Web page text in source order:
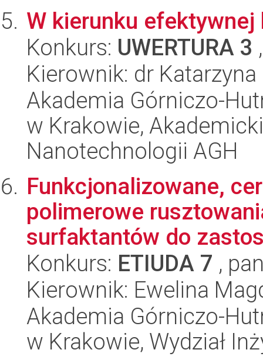
W kierunku
Konkurs: UWERTURA 3
Kierownik: dr Katarzyna
Akademia Górniczo-
w Krakowie,
Nanotechnologii AGH
Funkcjonalizowane,
polimerowe
surfaktantów do
Konkurs: ETIUDA 7 ,
Kierownik: Ewelina
Akademia Górniczo-
w Krakowie, Wydział